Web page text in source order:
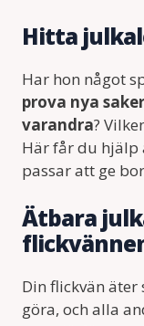
Hitta
Har hon något
prova nya saker
varandra?
Här får du hjälp
passar att ge
Ätbara
Din flickvän
göra, och alla